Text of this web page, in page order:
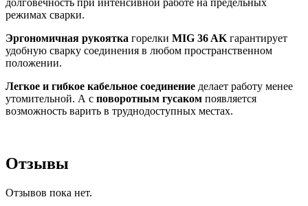
долговечность при интенсивной работе на предельных
режимах сварки.
Эргономичная рукоятка горелки MIG 36 AK гарантирует
удобную сварку соединения в любом пространственном
положении.
Легкое и гибкое кабельное соединение делает работу менее
утомительной. А с поворотным гусаком появляется
возможность варить в труднодоступных местах.
Отзывы
Отзывов пока нет.